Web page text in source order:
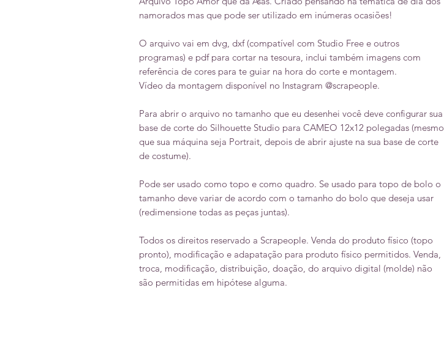
namorados mas que pode ser utilizado em inúmeras ocasiões!
O arquivo vai em dvg, dxf (compatível com Studio Free e outros
programas) e pdf para cortar na tesoura, inclui também imagens com
referência de cores para te guiar na hora do corte e montagem.
Vídeo da montagem disponível no Instagram @scrapeople.
Para abrir o arquivo no tamanho que eu desenhei você deve configurar sua
base de corte do Silhouette Studio para CAMEO 12x12 polegadas (mesmo
que sua máquina seja Portrait, depois de abrir ajuste na sua base de corte
de costume).
Pode ser usado como topo e como quadro. Se usado para topo de bolo o
tamanho deve variar de acordo com o tamanho do bolo que deseja usar
(redimensione todas as peças juntas).
Todos os direitos reservado a Scrapeople. Venda do produto físico (topo
pronto), modificação e adapatação para produto físico permitidos. Venda,
troca, modificação, distribuição, doação, do arquivo digital (molde) não
são permitidas em hipótese alguma.